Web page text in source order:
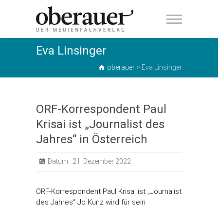
oberauer
Eva Linsinger
oberauer > Eva Linsinger
ORF-Korrespondent Paul
Krisai ist „Journalist des
Jahres“ in Österreich
Datum : 21. Dezember 2022
ORF-Korrespondent Paul Krisai ist „Journalist
des Jahres“ Jo Kunz wird für sein